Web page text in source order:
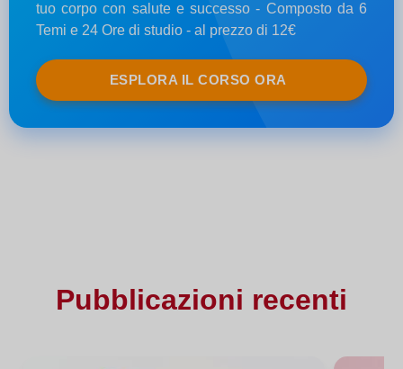
tuo corpo con salute e successo - Composto da 6
Temi e 24 Ore di studio - al prezzo di 12€
ESPLORA IL CORSO ORA
Pubblicazioni recenti